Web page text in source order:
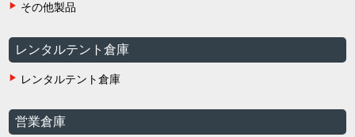
その他製品
レンタルテント倉庫
レンタルテント倉庫
営業倉庫